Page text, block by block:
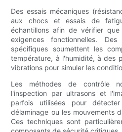
Des essais mécaniques
aux chocs et essais de
échantillons afin de vérifier
exigences fonctionnelles. Des
spécifiques soumettent les
température, à l'humidité, à des
vibrations pour simuler les
Les méthodes de contrôle
l'inspection par ultrasons et
parfois utilisées pour
délaminage ou les mouvements
Ces techniques sont